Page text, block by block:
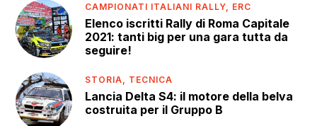
CAMPIONATI ITALIANI RALLY, ERC
Elenco iscritti Rally di Roma Capitale
2021: tanti big per una gara tutta da
seguire!
STORIA, TECNICA
Lancia Delta S4: il motore della belva
costruita per il Gruppo B